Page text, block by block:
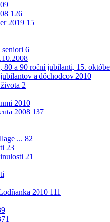
126
2019 15
seniori 6
80 a 90 roční jubilanti, 15.
a dôchodcov 2010
2
2010
2008 137
... 82
23
21
2010 111